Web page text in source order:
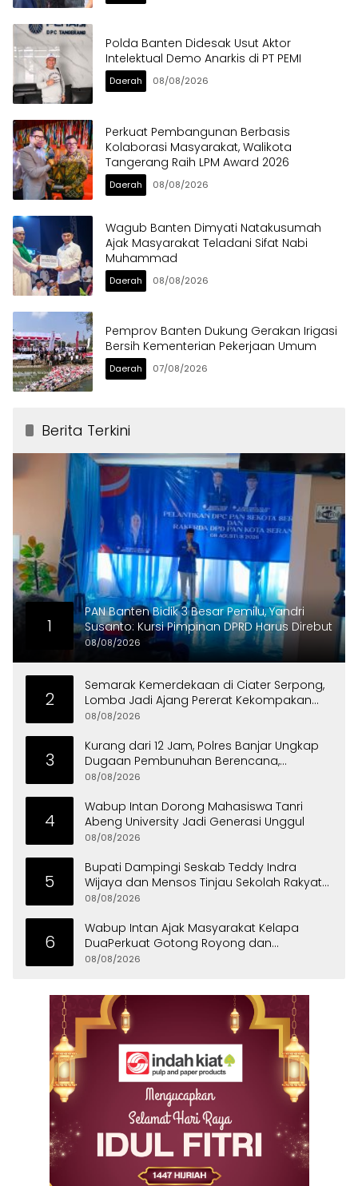
Polda Banten Didesak Usut Aktor
Intelektual Demo Anarkis di PT PEMI
Daerah 08/08/2026
Perkuat Pembangunan Berbasis
Kolaborasi Masyarakat, Walikota
Tangerang Raih LPM Award 2026
Daerah 08/08/2026
Wagub Banten Dimyati Natakusumah
Ajak Masyarakat Teladani Sifat Nabi
Muhammad
Daerah 08/08/2026
Pemprov Banten Dukung Gerakan Irigasi
Bersih Kementerian Pekerjaan Umum
Daerah 07/08/2026
Berita Terkini
1
PAN Banten Bidik 3 Besar Pemilu, Yandri
Susanto: Kursi Pimpinan DPRD Harus Direbut
08/08/2026
2
Semarak Kemerdekaan di Ciater Serpong,
Lomba Jadi Ajang Pererat Kekompakan
Warga
08/08/2026
3
Kurang dari 12 Jam, Polres Banjar Ungkap
Dugaan Pembunuhan Berencana,
Tersangka Diciduk di Bandung
08/08/2026
4
Wabup Intan Dorong Mahasiswa Tanri
Abeng University Jadi Generasi Unggul
08/08/2026
5
Bupati Dampingi Seskab Teddy Indra
Wijaya dan Mensos Tinjau Sekolah Rakyat
di Curug
08/08/2026
6
Wabup Intan Ajak Masyarakat Kelapa
DuaPerkuat Gotong Royong dan
Persatuan
08/08/2026